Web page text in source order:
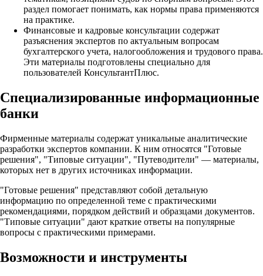
раздел помогает понимать, как нормы права применяются
на практике.​
Финансовые и кадровые консультации содержат
разъяснения экспертов по актуальным вопросам
бухгалтерского учета, налогообложения и трудового права.
Эти материалы подготовлены специально для
пользователей КонсультантПлюс.​
Специализированные информационные
банки
Фирменные материалы содержат уникальные аналитические
разработки экспертов компании. К ним относятся "Готовые
решения", "Типовые ситуации", "Путеводители" — материалы,
которых нет в других источниках информации.​
"Готовые решения" представляют собой детальную
информацию по определенной теме с практическими
рекомендациями, порядком действий и образцами документов.
"Типовые ситуации" дают краткие ответы на популярные
вопросы с практическими примерами.​
Возможности и инструменты